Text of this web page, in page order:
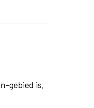
gebied is,